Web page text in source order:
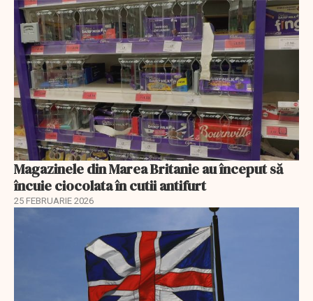
Magazinele din Marea Britanie au început să
încuie ciocolata în cutii antifurt
25 FEBRUARIE 2026